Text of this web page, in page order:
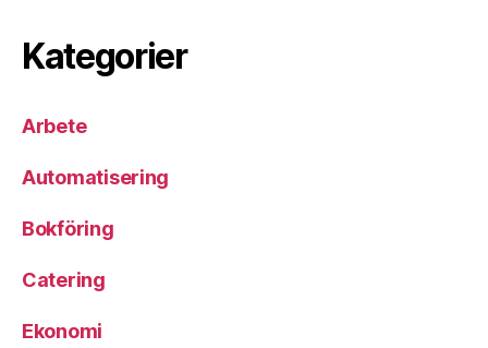
Kategorier
Arbete
Automatisering
Bokföring
Catering
Ekonomi